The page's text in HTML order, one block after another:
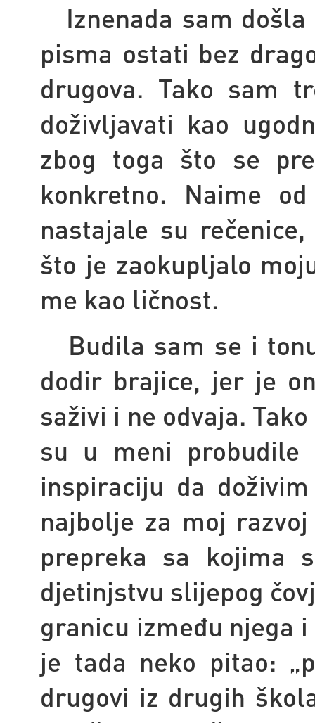
Iznenada sam došla
pisma ostati bez
drugova. Tako sam
doživljavati kao
zbog toga što se
konkretno. Naime
nastajale su
što je zaokupljalo
me kao ličnost.
Budila sam se i
dodir brajice, jer je
saživi i ne odvaja.
su u meni
inspiraciju da
najbolje za moj
prepreka sa kojima
djetinjstvu slijepog
granicu između njega
je tada neko pitao:
drugovi iz drugih